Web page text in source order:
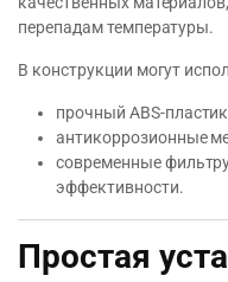
перепадам температуры.
В конструкции могут
прочный ABS-
антикоррозионные
современные
эффективности.
Простая